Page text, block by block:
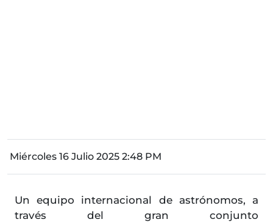
Miércoles 16 Julio 2025 2:48 PM
Un equipo internacional de astrónomos, a
través del gran conjunto